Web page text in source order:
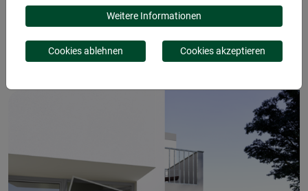
SONNENSCHUTZ-
RAHMENFENSTER
Weitere Informationen
Cookies ablehnen Cookies akzeptieren